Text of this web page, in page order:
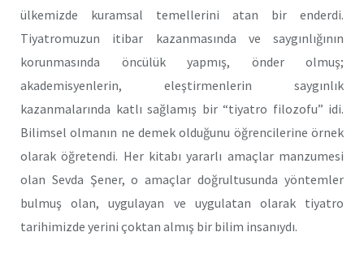
ülkemizde kuramsal temellerini atan bir enderdi.
Tiyatromuzun itibar kazanmasında ve saygınlığının
korunmasında öncülük yapmış, önder olmuş;
akademisyenlerin, eleştirmenlerin saygınlık
kazanmalarında katlı sağlamış bir “tiyatro filozofu” idi.
Bilimsel olmanın ne demek olduğunu öğrencilerine örnek
olarak öğretendi. Her kitabı yararlı amaçlar manzumesi
olan Sevda Şener, o amaçlar doğrultusunda yöntemler
bulmuş olan, uygulayan ve uygulatan olarak tiyatro
tarihimizde yerini çoktan almış bir bilim insanıydı.